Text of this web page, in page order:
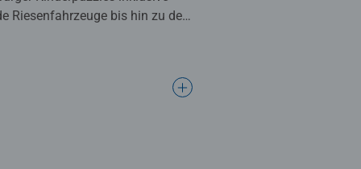
Riesenfahrzeuge bis hin zu den
wachsen, erhöhen ihre